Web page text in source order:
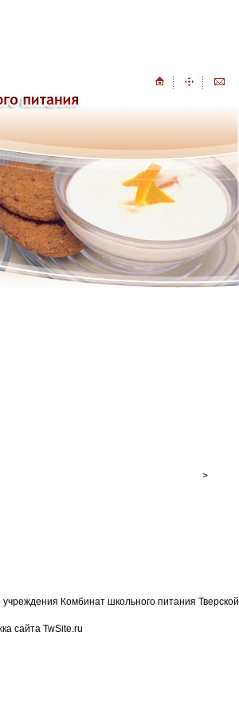
>
Комбинат школьного питания Тверской
сайта TwSite.ru